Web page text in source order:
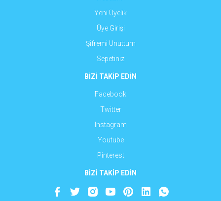
Yeni Üyelik
Üye Girişi
Şifremi Unuttum
Sepetiniz
BİZİ TAKİP EDİN
Facebook
Twitter
Instagram
Youtube
Pinterest
BİZİ TAKİP EDİN